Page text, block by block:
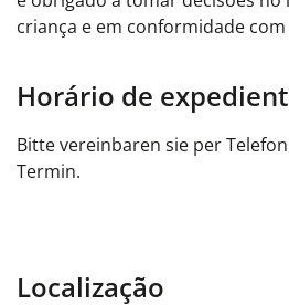
criança e em conformidade
Horário de
Bitte vereinbaren sie per
Termin.
Localização